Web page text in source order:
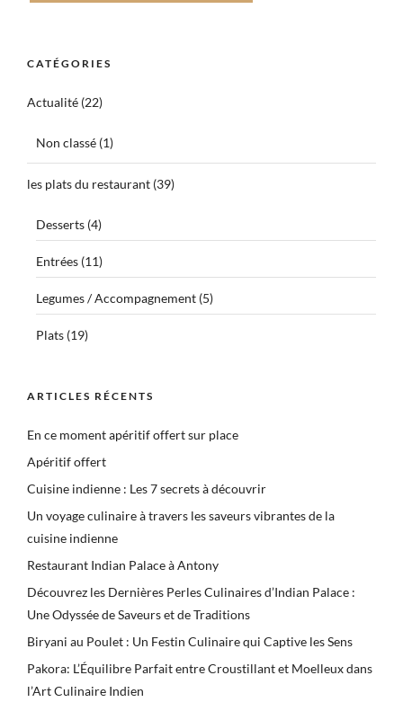
CATÉGORIES
Actualité (22)
Non classé (1)
les plats du restaurant (39)
Desserts (4)
Entrées (11)
Legumes / Accompagnement (5)
Plats (19)
ARTICLES RÉCENTS
En ce moment apéritif offert sur place
Apéritif offert
Cuisine indienne : Les 7 secrets à découvrir
Un voyage culinaire à travers les saveurs vibrantes de la
cuisine indienne
Restaurant Indian Palace à Antony
Découvrez les Dernières Perles Culinaires d’Indian Palace :
Une Odyssée de Saveurs et de Traditions
Biryani au Poulet : Un Festin Culinaire qui Captive les Sens
Pakora: L’Équilibre Parfait entre Croustillant et Moelleux dans
l’Art Culinaire Indien